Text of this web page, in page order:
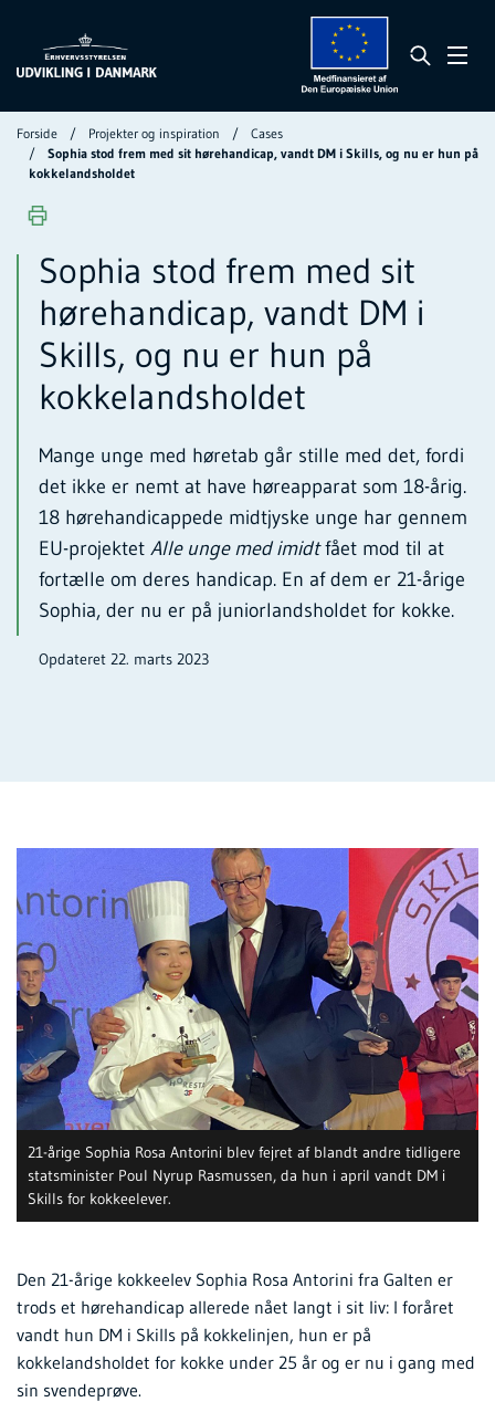
Forside Projekter og inspiration
Cases
Sophia stod frem med sit hørehandicap, vandt DM i Skills, og nu er hun på
kokkelandsholdet
Sophia stod frem med sit
hørehandicap, vandt DM i
Skills, og nu er hun på
kokkelandsholdet
Mange unge med høretab går stille med det, fordi
det ikke er nemt at have høreapparat som 18-årig.
18 hørehandicappede midtjyske unge har gennem
EU-projektet Alle unge med imidtfået mod til at
fortælle om deres handicap. En af dem er 21-årige
Sophia, der nu er på juniorlandsholdet for kokke.
Opdateret 22. marts 2023
21-årige Sophia Rosa Antorini blev fejret af blandt andre tidligere
statsminister Poul Nyrup Rasmussen, da hun i april vandt DM i
Skills for kokkeelever.
Den 21-årige kokkeelev Sophia Rosa Antorini fra Galten er
trods et hørehandicap allerede nået langt i sit liv: I foråret
vandt hun DM i Skills på kokkelinjen, hun er på
kokkelandsholdet for kokke under 25 år og er nu i gang med
sin svendeprøve.